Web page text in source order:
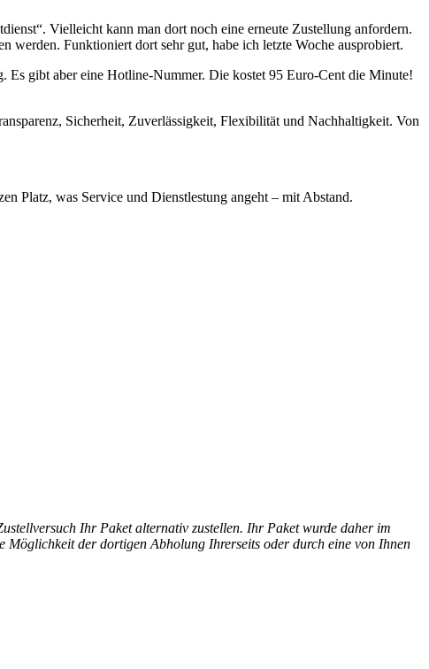
Vielleicht kann man dort noch eine erneute Zustellung anfordern.
werden. Funktioniert dort sehr gut, habe ich letzte Woche ausprobiert.
Es gibt aber eine Hotline-Nummer. Die kostet 95 Euro-Cent die Minute!
Sicherheit, Zuverlässigkeit, Flexibilität und Nachhaltigkeit. Von
Platz, was Service und Dienstlestung angeht – mit Abstand.
Ihr Paket alternativ zustellen. Ihr Paket wurde daher im
der dortigen Abholung Ihrerseits oder durch eine von Ihnen